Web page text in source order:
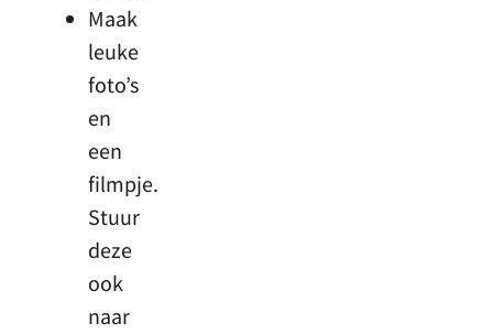
Maak
leuke
foto’s
en
een
filmpje.
Stuur
deze
ook
naar